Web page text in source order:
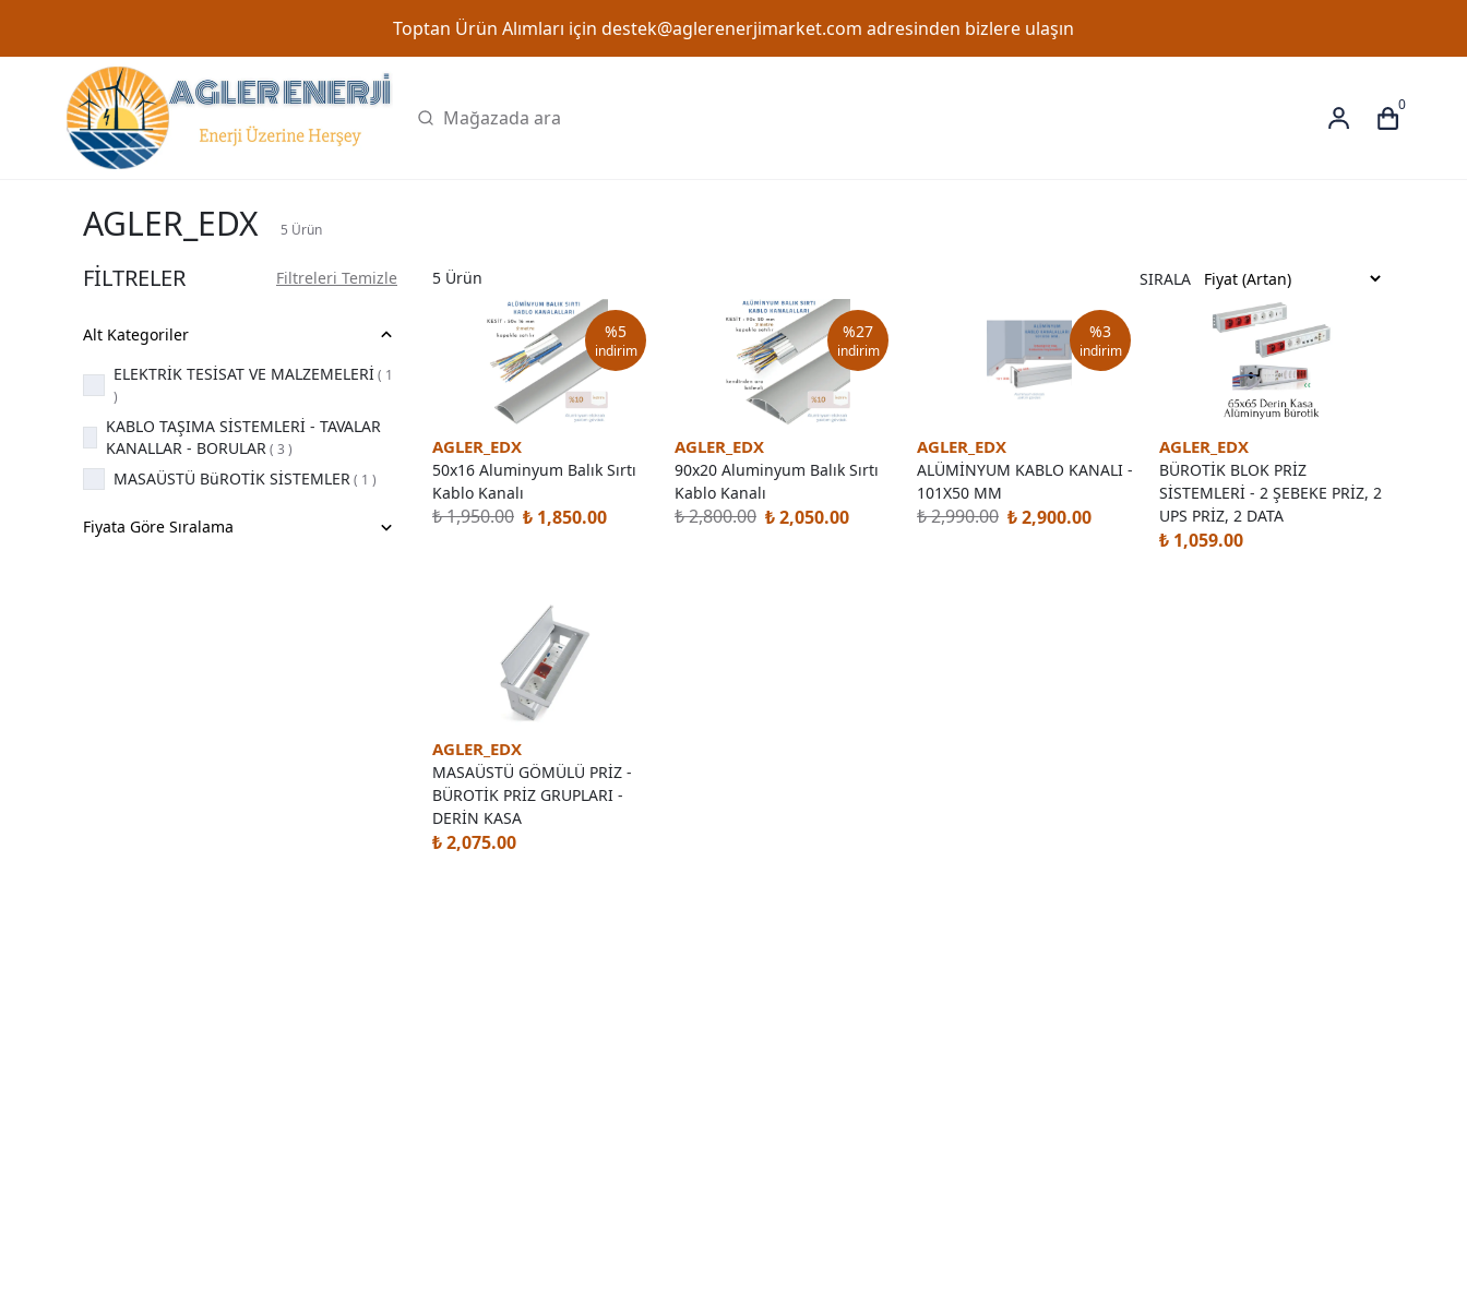
Toptan Ürün Alımları için destek@aglerenerjimarket.com adresinden bizlere ulaşın
0
AGLER_EDX 5 Ürün
FİLTRELER Filtreleri Temizle
Alt Kategoriler
ELEKTRİK TESİSAT VE MALZEMELERİ( 1
)
KABLO TAŞIMA SİSTEMLERİ - TAVALAR
KANALLAR - BORULAR(3 )
MASAÜSTÜ BüROTİK SİSTEMLER( 1 )
Fiyata Göre Sıralama
5 Ürün SIRALA
%5
indirim
AGLER_EDX
50x16 Aluminyum Balık Sırtı
Kablo Kanalı
₺ 1,950.00 ₺ 1,850.00
%27
indirim
AGLER_EDX
90x20 Aluminyum Balık Sırtı
Kablo Kanalı
₺ 2,800.00 ₺ 2,050.00
%3
indirim
AGLER_EDX
ALÜMİNYUM KABLO KANALI -
101X50 MM
₺ 2,990.00 ₺ 2,900.00
AGLER_EDX
BÜROTİK BLOK PRİZ
SİSTEMLERİ - 2 ŞEBEKE PRİZ, 2
UPS PRİZ, 2 DATA
₺ 1,059.00
AGLER_EDX
MASAÜSTÜ GÖMÜLÜ PRİZ -
BÜROTİK PRİZ GRUPLARI -
DERİN KASA
₺ 2,075.00